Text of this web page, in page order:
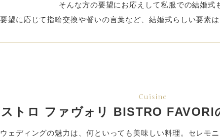
そんな方の要望にお応えして私服での結婚式
要望に応じて指輪交換や誓いの言葉など、結婚式らしい要素は
Cuisine
ストロ ファヴォリ BISTRO FAVORI
ェディングの魅力は、何といっても美味しい料理。セレモ